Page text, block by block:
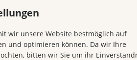
wir unsere Website bestmöglich auf
und optimieren können. Da wir Ihre
bitten wir Sie um ihr